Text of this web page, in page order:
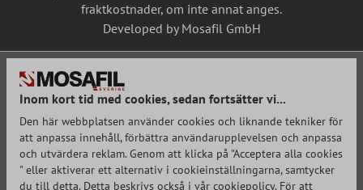
fraktkostnader, om inte annat anges.
Developed by Mosafil GmbH
Inom kort tid med cookies, sedan fortsätter vi...
Den här webbplatsen använder cookies och liknande tekniker för
att anpassa innehåll, förbättra användarupplevelsen och anpassa
och utvärdera reklam. Genom att klicka på "Acceptera alla cookies
" eller aktiverar ett alternativ i cookieinställningarna, samtycker
du till detta. Detta beskrivs också i vår cookiepolicy. För att